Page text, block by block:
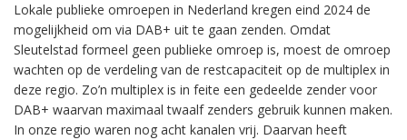
Lokale publieke omroepen in Nederland kregen eind 2024 de
mogelijkheid om via DAB+ uit te gaan zenden. Omdat
Sleutelstad formeel geen publieke omroep is, moest de omroep
wachten op de verdeling van de restcapaciteit op de multiplex in
deze regio. Zo’n multiplex is in feite een gedeelde zender voor
DAB+ waarvan maximaal twaalf zenders gebruik kunnen maken.
In onze regio waren nog acht kanalen vrij. Daarvan heeft